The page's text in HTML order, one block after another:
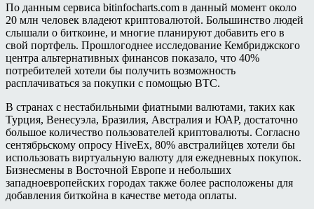
По данным сервиса bitinfocharts.com в данный момент около
20 млн человек владеют криптовалютой. Большинство людей
слышали о биткоине, и многие планируют добавить его в
свой портфель. Прошлогоднее исследование Кембриджского
центра альтернативных финансов показало, что 40%
потребителей хотели бы получить возможность
расплачиваться за покупки с помощью BTC.
В странах с нестабильными фиатными валютами, таких как
Турция, Венесуэла, Бразилия, Австралия и ЮАР, достаточно
большое количество пользователей криптовалюты. Согласно
сентябрьскому опросу HiveEx, 80% австралийцев хотели бы
использовать виртуальную валюту для ежедневных покупок.
Бизнесмены в Восточной Европе и небольших
западноевропейских городах также более расположены для
добавления биткойна в качестве метода оплаты.